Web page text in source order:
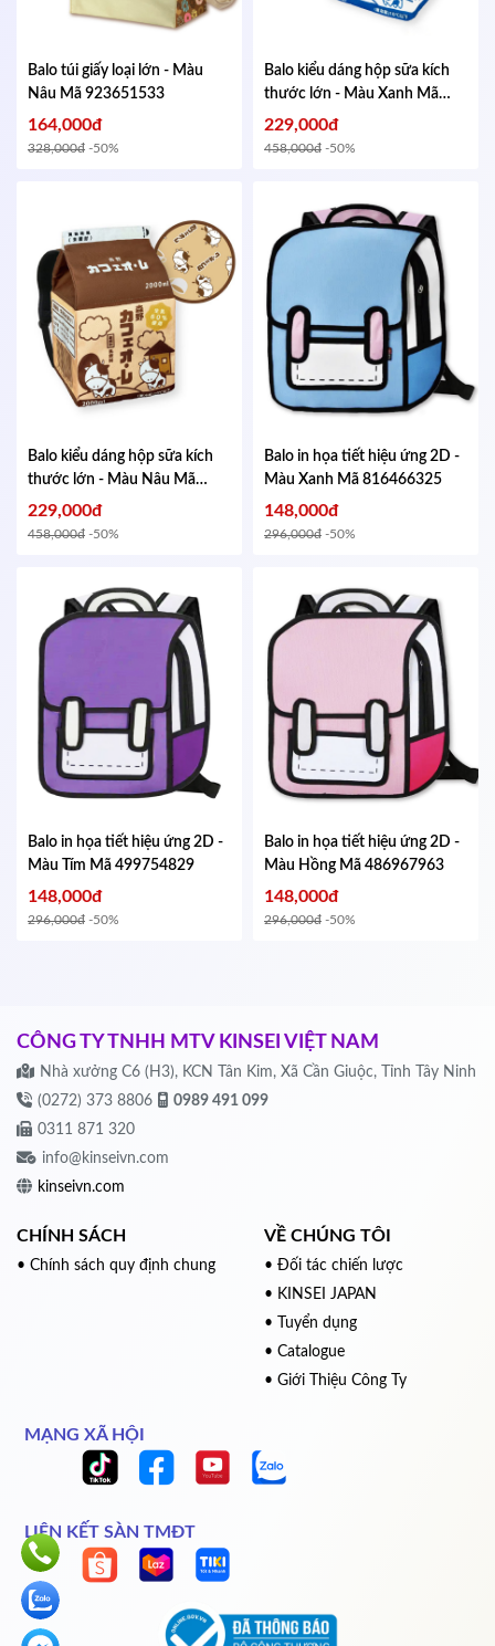
Balo túi giấy loại lớn - Màu
Nâu Mã 923651533
164,000đ
328,000đ -50%
Balo kiểu dáng hộp sữa kích
thước lớn - Màu Xanh Mã
613477132
229,000đ
458,000đ -50%
Balo kiểu dáng hộp sữa kích
thước lớn - Màu Nâu Mã
433155228
229,000đ
458,000đ -50%
Balo in họa tiết hiệu ứng 2D -
Màu Xanh Mã 816466325
148,000đ
296,000đ -50%
Balo in họa tiết hiệu ứng 2D -
Màu Tím Mã 499754829
148,000đ
296,000đ -50%
Balo in họa tiết hiệu ứng 2D -
Màu Hồng Mã 486967963
148,000đ
296,000đ -50%
CÔNG TY TNHH MTV KINSEI VIỆT NAM
Nhà xưởng C6 (H3), KCN Tân Kim, Xã Cần Giuộc, Tỉnh Tây Ninh
(0272) 373 8806
0989 491 099
0311 871 320
info@kinseivn.com
kinseivn.com
CHÍNH SÁCH
• Chính sách quy định chung
VỀ CHÚNG TÔI
• Đối tác chiến lược
• KINSEI JAPAN
• Tuyển dụng
• Catalogue
• Giới Thiệu Công Ty
MẠNG XÃ HỘI
LIÊN KẾT SÀN TMĐT